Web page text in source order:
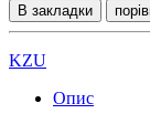
В закладки
KZU
Опис